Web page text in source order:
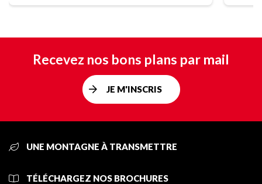
Recevez nos bons plans par mail
JE M'INSCRIS
UNE MONTAGNE À TRANSMETTRE
TÉLÉCHARGEZ NOS BROCHURES